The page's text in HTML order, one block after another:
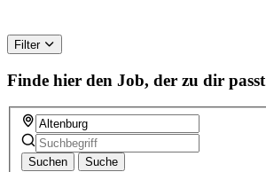
Filter
Finde hier den Job, der zu dir passt
Suchen Suche